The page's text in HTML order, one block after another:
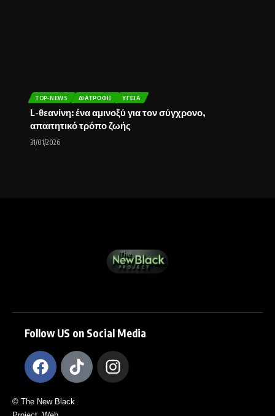
TOP-NEWS ΔΙΑΤΡΟΦΉ ΥΓΕΊΑ
L-θεανίνη: ένα αμινοξύ για τον σύγχρονο,
απαιτητικό τρόπο ζωής
31/01/2026
Follow US on Social Media
© The New Black